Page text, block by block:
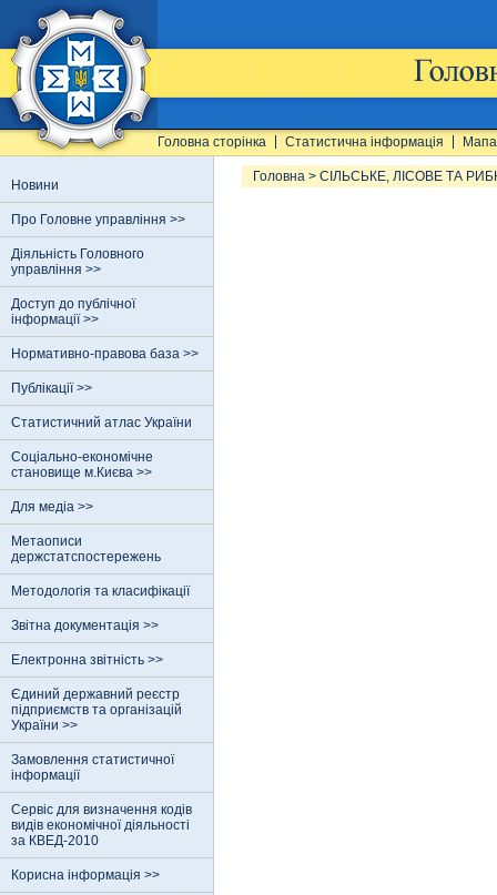
Головна сторінка Статистична інформація
Новини
Про Головне управління >>
Діяльність Головного
управління >>
Доступ до публічної
інформації >>
Нормативно-правова база >>
Публікації >>
Статистичний атлас України
Соціально-економічне
становище м.Києва >>
Для медіа >>
Метаописи
держстатспостережень
Методологія та класифікації
Звітна документація >>
Електронна звітність >>
Єдиний державний реєстр
пiдприємств та органiзацiй
України >>
Замовлення статистичної
інформації
Сервіс для визначення кодів
видів економічної діяльності
за КВЕД-2010
Корисна інформація >>
Головна > СІЛЬСЬКЕ, ЛІСОВЕ ТА